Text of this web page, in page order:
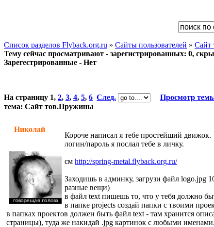
Список разделов Flyback.org.ru » Сайты пользователей » Сайт
Тему сейчас просматривают - зарегистрированных: 0,
Зарегестрированные - Нет
На страницу 1, 2, 3, 4, 5, 6 След.
Просмотр
тема: Сайт тов.Пружины
Николай
Короче написал я тебе простейший движок.
логин/пароль я послал тебе в личку.
см http://spring-metal.flyback.org.ru/
Заходишь в админку, загрузи файл logo.jpg
разные вещи)
в файл text пишешь то, что у тебя должно
в папке projects создай папки с твоими
в папках проектов должен быть файл text - там хранится
страницы), туда же накидай .jpg картинок с любыми